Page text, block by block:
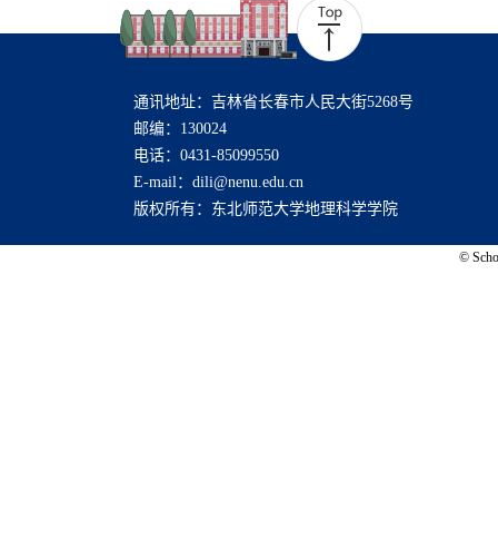
通讯地址：吉林省长春市人民大街5268号
邮编：130024
电话：0431-85099550
E-mail：dili@nenu.edu.cn
版权所有：东北师范大学地理科学学院
©